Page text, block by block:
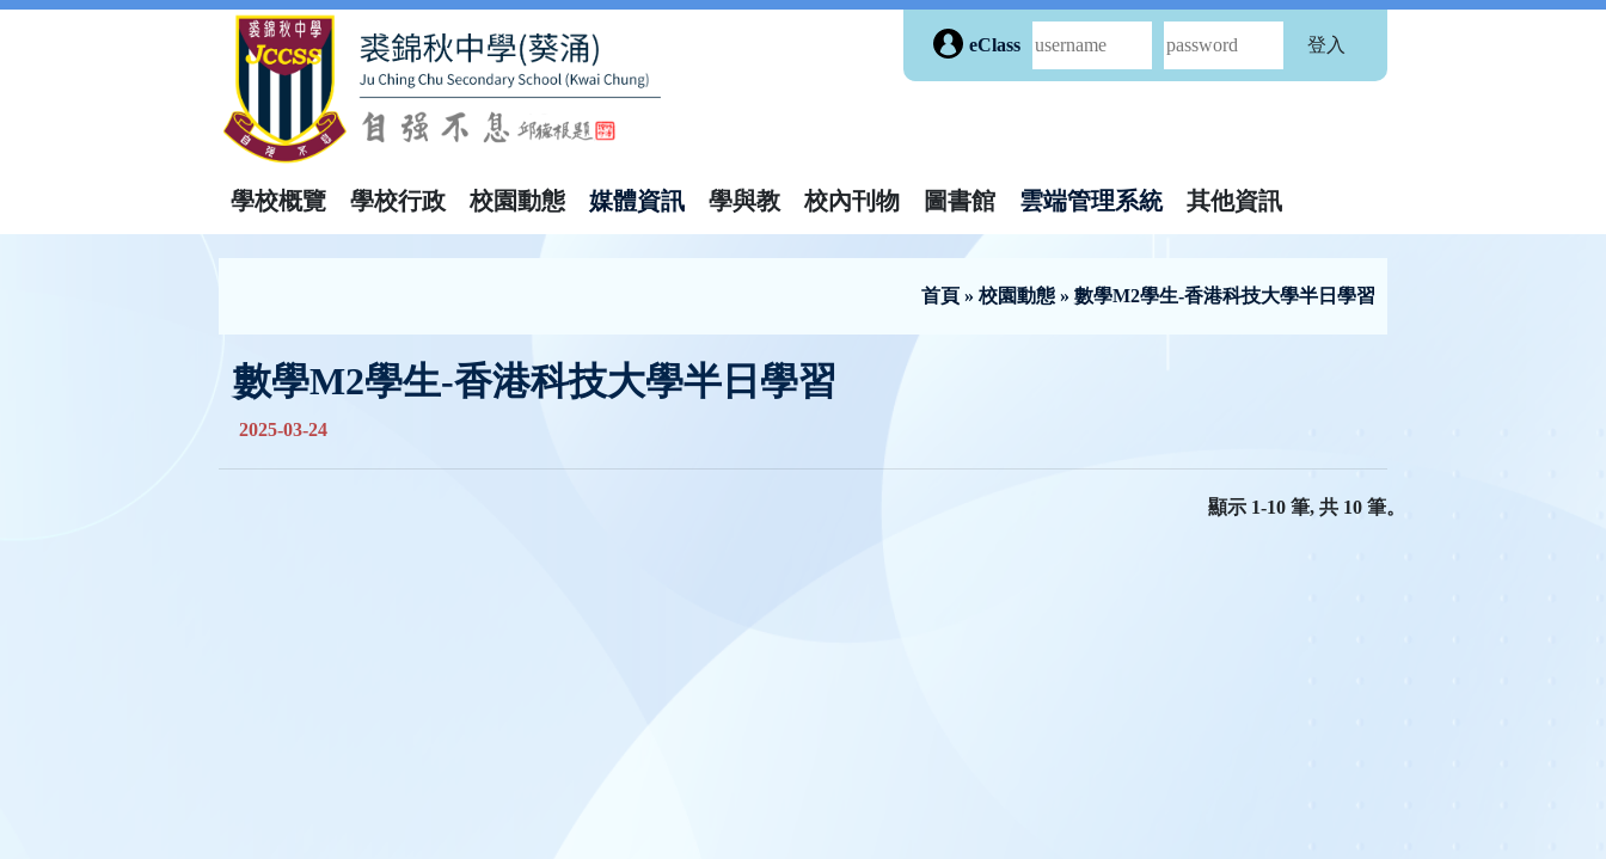
eClass 登入
學校概覽 學校行政 校園動態 媒體資訊 學與教 校內刊物 圖書館 雲端管理系統 其他資訊
首頁 » 校園動態 » 數學M2學生-香港科技大學半日學習
數學M2學生-香港科技大學半日學習
2025-03-24
顯示 1-10 筆, 共 10 筆。